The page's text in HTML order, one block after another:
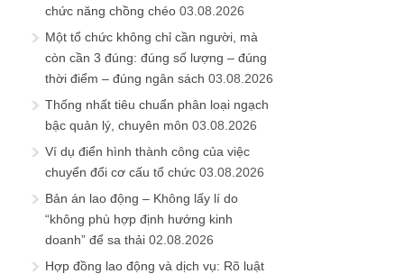
chức năng chồng chéo 03.08.2026
Một tổ chức không chỉ cần người, mà
còn cần 3 đúng: đúng số lượng – đúng
thời điểm – đúng ngân sách 03.08.2026
Thống nhất tiêu chuẩn phân loại ngạch
bậc quản lý, chuyên môn 03.08.2026
Ví dụ điển hình thành công của việc
chuyển đổi cơ cấu tổ chức 03.08.2026
Bản án lao động – Không lấy lí do
“không phù hợp định hướng kinh
doanh” để sa thải 02.08.2026
Hợp đồng lao động và dịch vụ: Rõ luật